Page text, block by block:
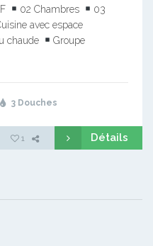
02 Chambres
03
avec espace
chaude
Groupe
3 Douches
1 Détails